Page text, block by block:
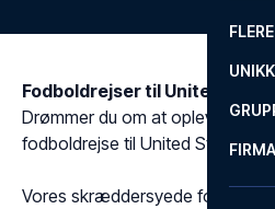
Fodboldrejser til United
Drømmer du om at opleve to
fodboldrejse til United States Of
Vores skræddersyede